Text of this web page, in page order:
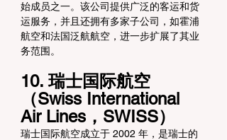
始成员之一。该公司提供广泛的客运和货
运服务，并且还拥有多家子公司，如霍浦
航空和法国泛航航空，进一步扩展了其业
务范围。
10. 瑞士国际航空
（Swiss International
Air Lines，SWISS）
瑞士国际航空成立于 2002 年，是瑞士的